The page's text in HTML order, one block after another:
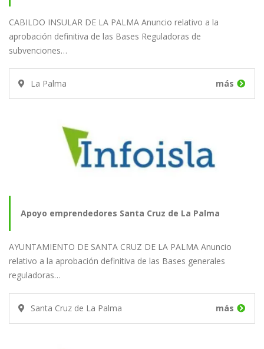
CABILDO INSULAR DE LA PALMA Anuncio relativo a la
aprobación definitiva de las Bases Reguladoras de
subvenciones…
La Palma más
Apoyo emprendedores Santa Cruz de La Palma
AYUNTAMIENTO DE SANTA CRUZ DE LA PALMA Anuncio
relativo a la aprobación definitiva de las Bases generales
reguladoras…
Santa Cruz de La Palma más